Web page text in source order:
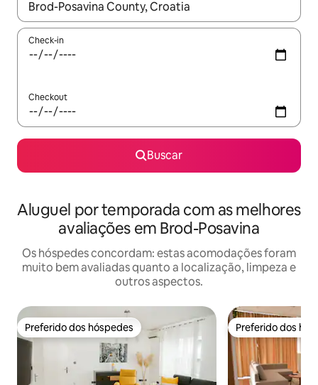
Quando os resultados estiverem disponíveis, explore-os
Check-in
Checkout
Buscar
Aluguel por temporada com as melhores
avaliações em Brod-Posavina
Os hóspedes concordam: estas acomodações foram
muito bem avaliadas quanto a localização, limpeza e
outros aspectos.
Preferido dos hóspedes
Preferido dos hóspedes Preferido dos
Preferido dos